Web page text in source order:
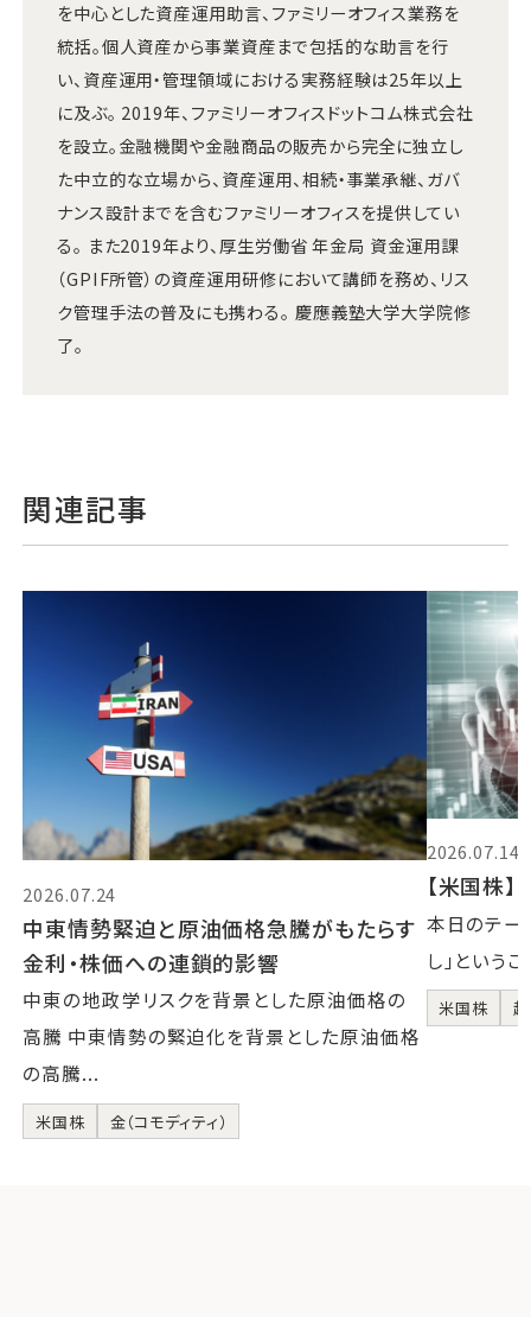
を中心とした資産運用助言、ファミリーオフィス業務を
統括。個人資産から事業資産まで包括的な助言を行
い、資産運用・管理領域における実務経験は25年以上
に及ぶ。 2019年、ファミリーオフィスドットコム株式会社
を設立。金融機関や金融商品の販売から完全に独立し
た中立的な立場から、資産運用、相続・事業承継、ガバ
ナンス設計までを含むファミリーオフィスを提供してい
る。 また2019年より、厚生労働省 年金局 資金運用課
（GPIF所管）の資産運用研修において講師を務め、リス
ク管理手法の普及にも携わる。 慶應義塾大学大学院修
了。
関連記事
2026.07.24
中東情勢緊迫と原油価格急騰がもたらす
金利・株価への連鎖的影響
中東の地政学リスクを背景とした原油価格の
高騰 中東情勢の緊迫化を背景とした原油価格
の高騰...
米国株 金（コモディティ）
2026.07.14
【米国株
本日のテー
し」という
米国株